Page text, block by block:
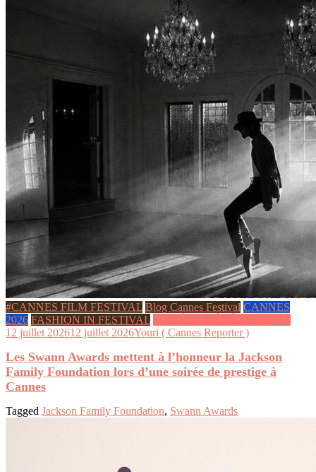
#CANNES FILM FESTIVAL Blog Cannes Festival CANNES
2026 FASHION IN FESTIVAL SOIRÉES & ÉVÉNEMENTS
12 juillet 202612 juillet 2026Youri ( Cannes Reporter )
Les Swann Awards mettent à l’honneur la Jackson
Family Foundation lors d’une soirée de prestige à
Cannes
Tagged Jackson Family Foundation, Swann Awards